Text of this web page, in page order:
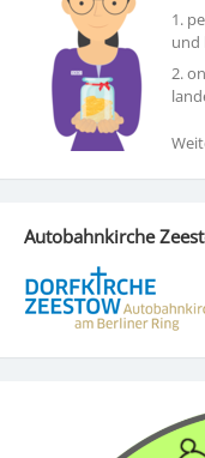
1.
und
2.
Autobahnkirche